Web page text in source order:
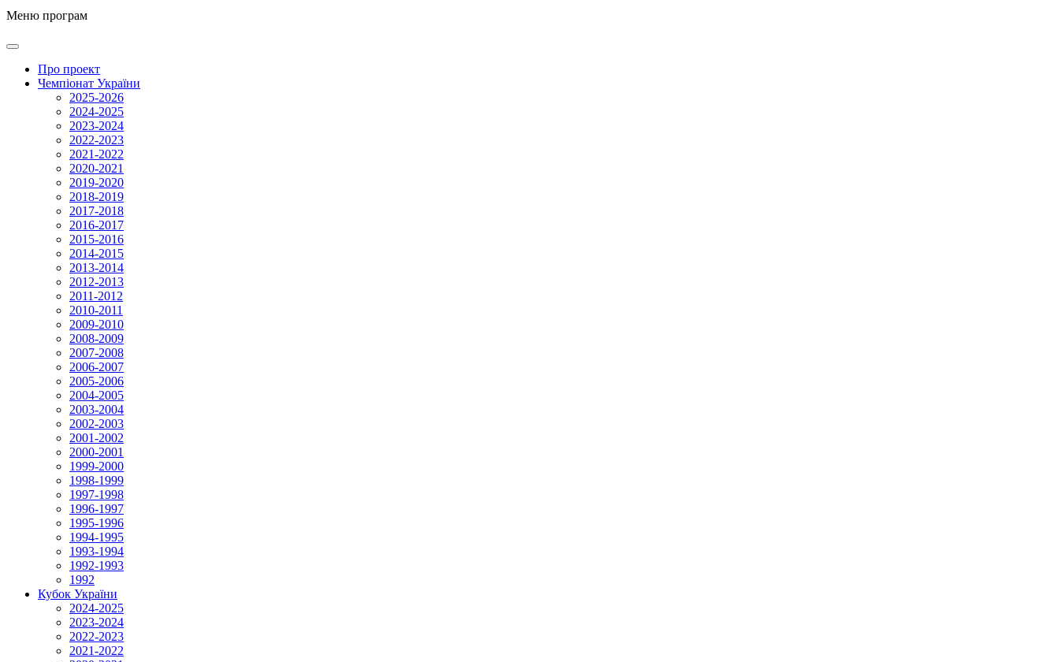
Меню програм
Про проект
Чемпіонат України
2025-2026
2024-2025
2023-2024
2022-2023
2021-2022
2020-2021
2019-2020
2018-2019
2017-2018
2016-2017
2015-2016
2014-2015
2013-2014
2012-2013
2011-2012
2010-2011
2009-2010
2008-2009
2007-2008
2006-2007
2005-2006
2004-2005
2003-2004
2002-2003
2001-2002
2000-2001
1999-2000
1998-1999
1997-1998
1996-1997
1995-1996
1994-1995
1993-1994
1992-1993
1992
Кубок України
2024-2025
2023-2024
2022-2023
2021-2022